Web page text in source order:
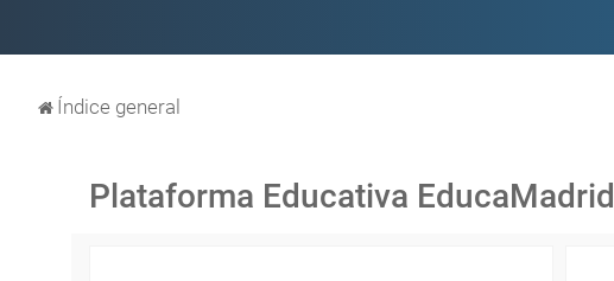
Índice general
Plataforma Educativa EducaMadrid